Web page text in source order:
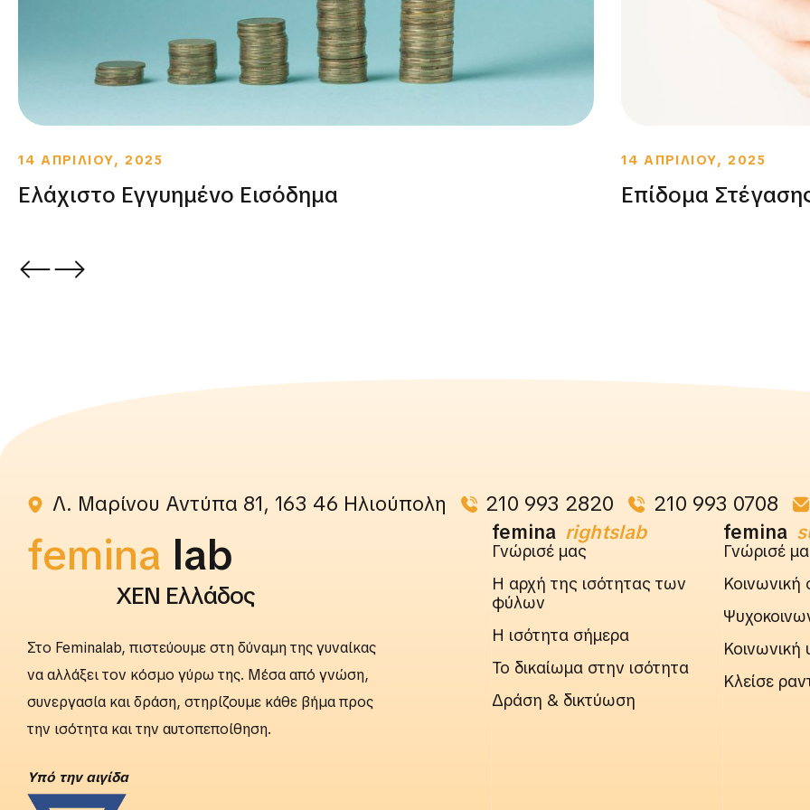
14 ΑΠΡΙΛΙΟΥ, 2025
Ελάχιστο Εγγυημένο Εισόδημα
14 ΑΠΡΙΛΙΟΥ, 2025
Επίδομα
Λ. Μαρίνου Αντύπα 81, 163 46 Ηλιούπολη 210 993 2820 210 993 0708
femina rightslab
ΧΕΝ Ελλάδος
Στο Feminalab, πιστεύουμε στη δύναμη της γυναίκας
να αλλάξει τον κόσμο γύρω της. Μέσα από γνώση,
συνεργασία και δράση, στηρίζουμε κάθε βήμα προς
την ισότητα και την αυτοπεποίθηση.
Yπό την αιγίδα
femina rightslab
Γνώρισέ μας
Η αρχή της ισότητας των
φύλων
Η ισότητα σήμερα
Το δικαίωμα στην ισότητα
Δράση & δικτύωση
femina
Γνώρισέ
Κοινωνική
Κοινωνική
Κλείσε